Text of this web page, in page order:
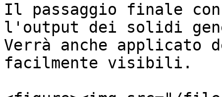
Il passaggio finale
l'output dei solidi
Verrà anche applicato
facilmente visibili.